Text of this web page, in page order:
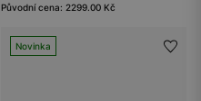
Původní cena: 2299.00 Kč
Novinka